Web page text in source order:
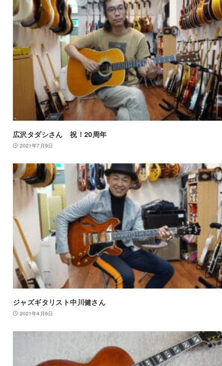
広沢タダシさん 祝！20周年
2021年7月9日
ジャズギタリスト中川健さん
2021年4月6日